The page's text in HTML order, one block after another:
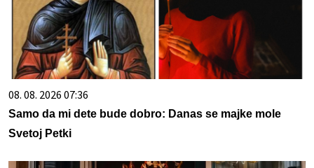
08. 08. 2026 07:36
Samo da mi dete bude dobro: Danas se majke mole
Svetoj Petki